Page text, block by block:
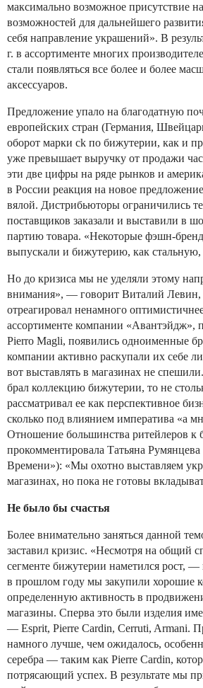
максимально возможное присутствие
возможностей для дальнейшего
себя направление украшений». В
г. в ассортименте многих
стали появляться все более и более
аксессуаров.
Предложение упало на благодатную
европейских стран (Германия,
оборот марки ck по бижутерии, как и
уже превышает выручку от продажи
эти две цифры на ряде рынков и
в России реакция на новое
вялой. Дистрибьюторы ограничились
поставщиков заказали и выставили в
партию товара. «Некоторые фэшн-
выпускали и бижутерию, как стальную,
Но до кризиса мы не уделяли этому
внимания», — говорит Виталий
отреагировал ненамного
ассортименте компании «Авантэйдж»,
Pierro Magli, появились одноименные
компании активно раскупали их себе
вот выставлять в магазинах не
брал коллекцию бижутерии, то не
рассматривал ее как перспективное
сколько под влиянием императива «а
Отношение большинства ритейлеров к
прокомментировала Татьяна Румянцева
Времени»): «Мы охотно выставляем
магазинах, но пока не готовы
Не было бы счастья
Более внимательно заняться данной
заставил кризис. «Несмотря на общий
сегменте бижутерии наметился рост,
в прошлом году мы закупили хорошие
определенную активность в
магазины. Сперва это были изделия
— Esprit, Pierre Cardin, Cerruti, Armani.
намного лучше, чем ожидалось,
серебра — таким как Pierre Cardin,
потрясающий успех. В результате мы